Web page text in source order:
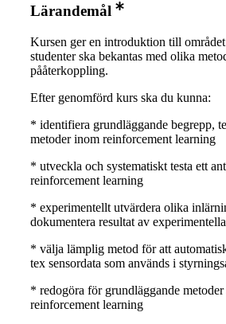
Lärandemål
Kursen ger en introduktion till
studenter ska bekantas med olika
pååterkoppling.
Efter genomförd kurs ska du kunna:
* identifiera grundläggande begrepp,
metoder inom reinforcement learning
* utveckla och systematiskt testa ett
reinforcement learning
* experimentellt utvärdera olika
dokumentera resultat av
* välja lämplig metod för att
tex sensordata som används i
* redogöra för grundläggande
reinforcement learning